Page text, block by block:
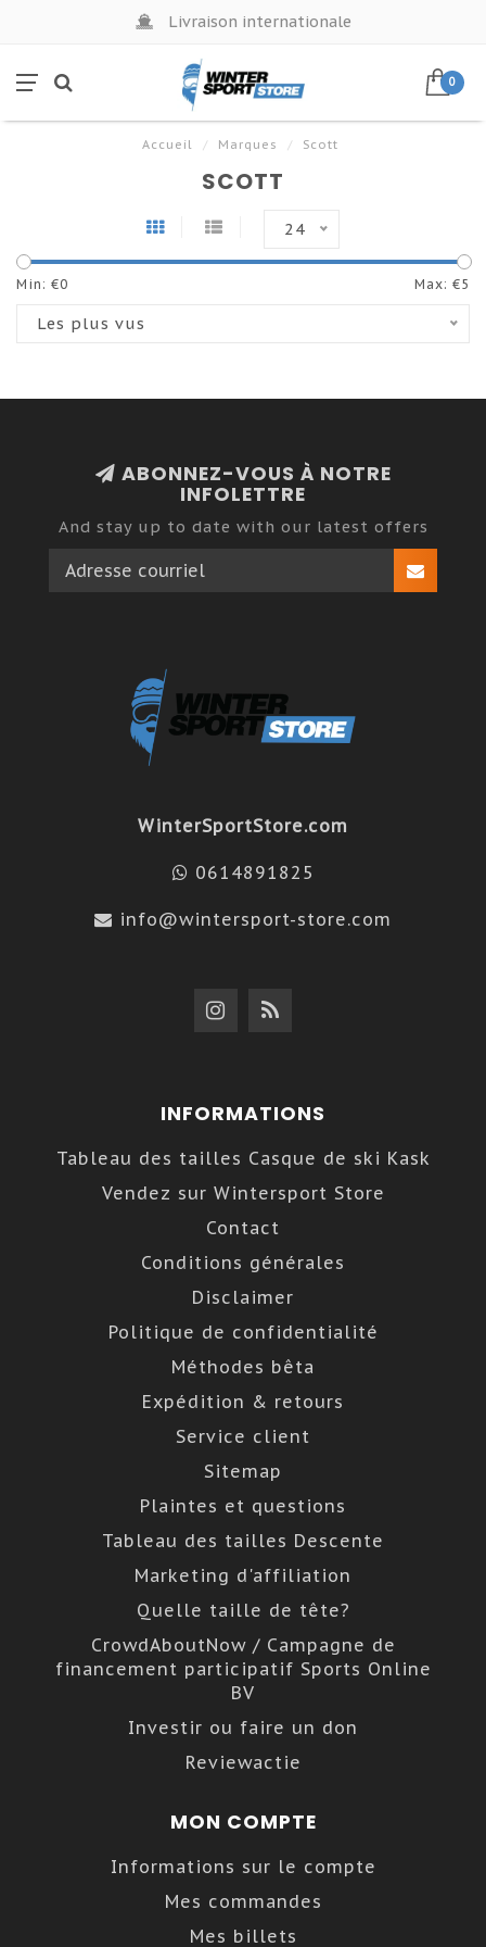
Livraison internationale
0
Accueil / Marques / Scott
SCOTT
24
Min: €0 Max: €5
Les plus vus
ABONNEZ-VOUS À NOTRE
INFOLETTRE
And stay up to date with our latest offers
WinterSportStore.com
0614891825
info@wintersport-store.com
INFORMATIONS
Tableau des tailles Casque de ski Kask
Vendez sur Wintersport Store
Contact
Conditions générales
Disclaimer
Politique de confidentialité
Méthodes bêta
Expédition & retours
Service client
Sitemap
Plaintes et questions
Tableau des tailles Descente
Marketing d'affiliation
Quelle taille de tête?
CrowdAboutNow / Campagne de
financement participatif Sports Online
BV
Investir ou faire un don
Reviewactie
MON COMPTE
Informations sur le compte
Mes commandes
Mes billets